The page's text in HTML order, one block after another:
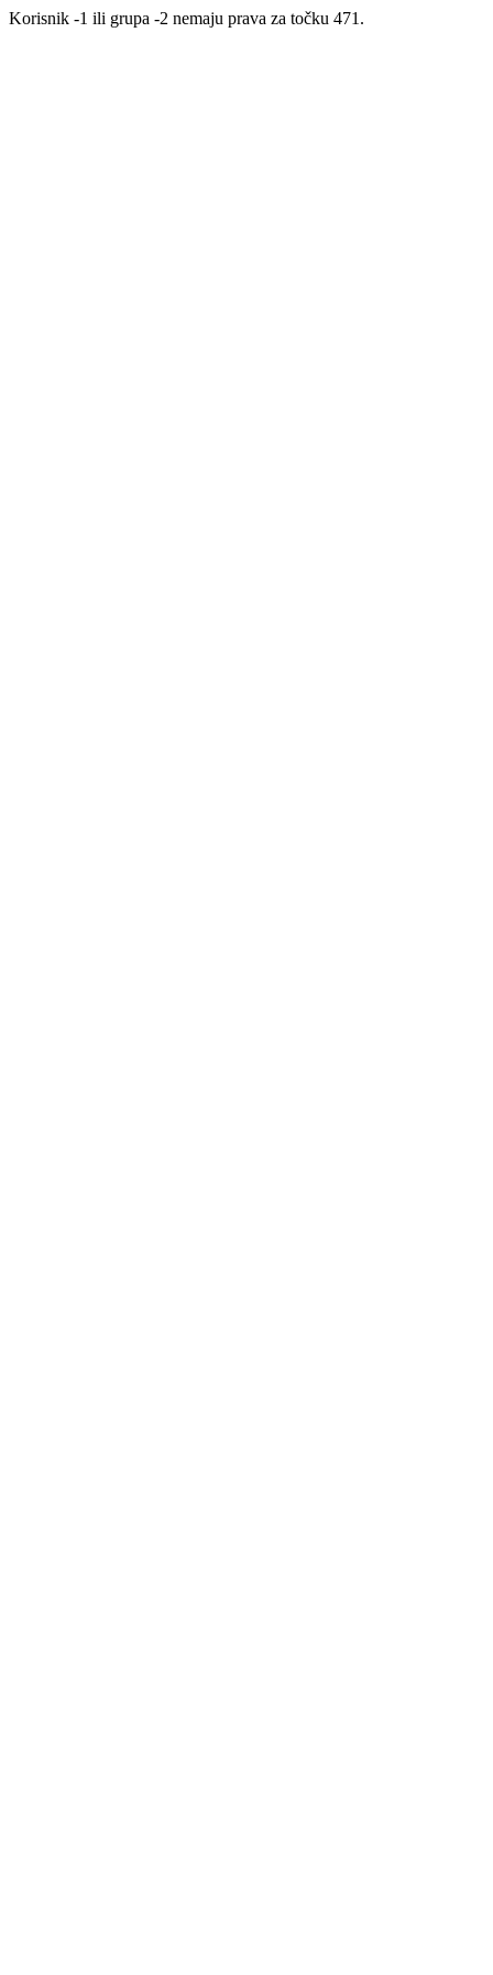
Korisnik -1 ili grupa -2 nemaju prava za točku 471.